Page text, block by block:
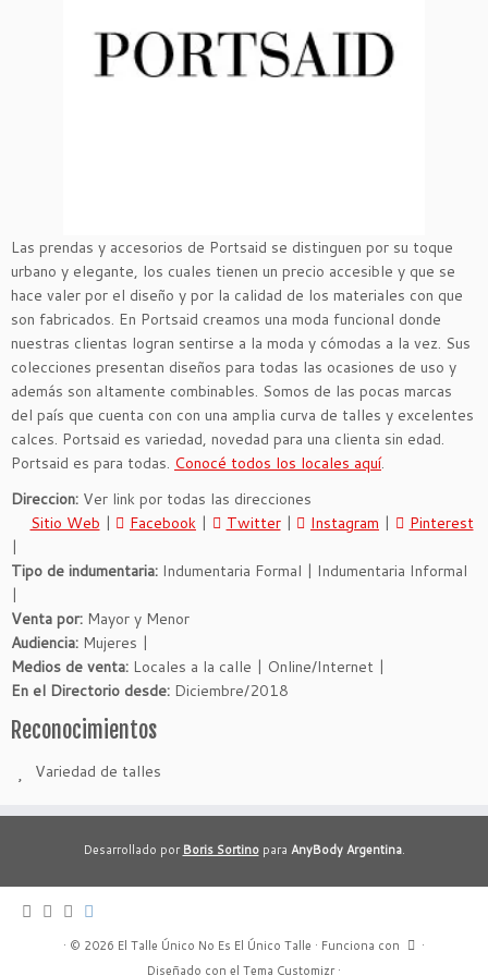
Las prendas y accesorios de Portsaid se distinguen por su toque
urbano y elegante, los cuales tienen un precio accesible y que se
hace valer por el diseño y por la calidad de los materiales con que
son fabricados. En Portsaid creamos una moda funcional donde
nuestras clientas logran sentirse a la moda y cómodas a la vez. Sus
colecciones presentan diseños para todas las ocasiones de uso y
además son altamente combinables. Somos de las pocas marcas
del país que cuenta con con una amplia curva de talles y excelentes
calces. Portsaid es variedad, novedad para una clienta sin edad.
Portsaid es para todas. Conocé todos los locales aquí.
Direccion: Ver link por todas las direcciones
Sitio Web | Facebook | Twitter| Instagram |
Pinterest
|
Tipo de indumentaria: Indumentaria Formal | Indumentaria Informal
|
Venta por: Mayor y Menor
Audiencia: Mujeres |
Medios de venta: Locales a la calle | Online/Internet |
En el Directorio desde: Diciembre/2018
Reconocimientos
Variedad de talles
Desarrollado porBoris Sortinopara AnyBody Argentina.
· © 2026 El Talle Único No Es El Único Talle · Funciona con
·
Diseñado con el Tema Customizr·